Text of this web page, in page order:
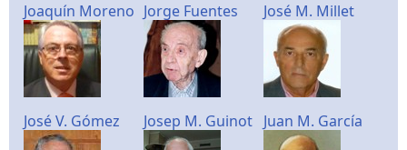
Joaquín Moreno Jorge Fuentes José M. Millet
José V. Gómez Josep M. Guinot Juan M. García